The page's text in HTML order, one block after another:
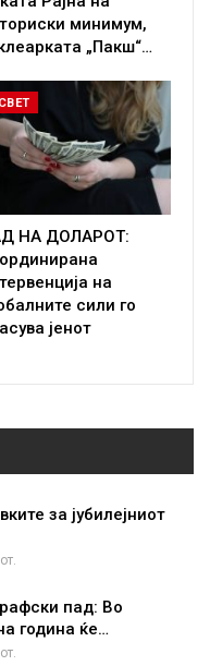
минимум,
„Пакш“…
СВЕТ
НА ДОЛАРОТ:
на
сили го
јенот
за јубилејниот
пад: Во
година ќе…